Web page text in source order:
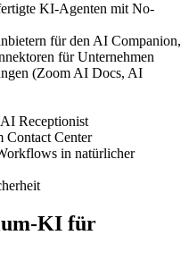
KI-Agenten mit No-
für den AI Companion,
für Unternehmen
(Zoom AI Docs, AI
Receptionist
Contact Center
in natürlicher
KI für